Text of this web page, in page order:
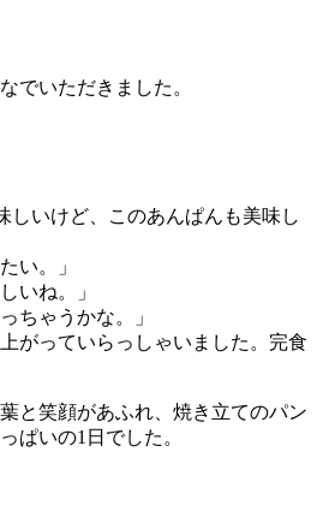
でいただきました。
しいけど、このあんぱんも美味し
い。」
いね。」
ちゃうかな。」
がっていらっしゃいました。完食
と笑顔があふれ、焼き立てのパン
ぱいの1日でした。